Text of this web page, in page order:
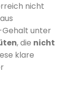
nicht
Gehalt unter
, die nicht
klare